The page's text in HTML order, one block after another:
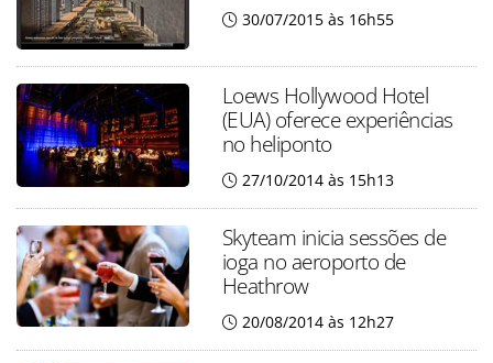
30/07/2015 às 16h55
Loews Hollywood Hotel
(EUA) oferece experiências
no heliponto
27/10/2014 às 15h13
Skyteam inicia sessões de
ioga no aeroporto de
Heathrow
20/08/2014 às 12h27